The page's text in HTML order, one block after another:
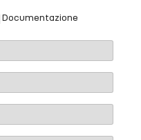
Documentazione